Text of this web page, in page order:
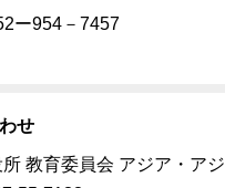
ー954－7457
せ
教育委員会 アジア・ア